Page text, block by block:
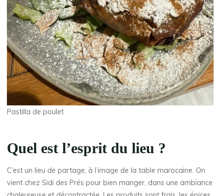
Pastilla de poulet
Quel est l’esprit du lieu ?
C’est un lieu de partage, à l’image de la table marocaine. On
vient chez Sidi des Prés pour bien manger, dans une ambiance